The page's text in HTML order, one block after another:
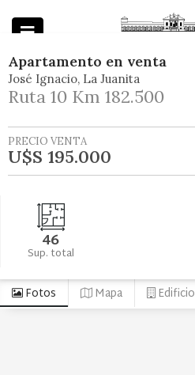
Apartamento en venta
José Ignacio La Juanita
Ruta 10 Km 182.500
PRECIO VENTA
U$S 195.000
46
Sup. total
Fotos Mapa Edificio